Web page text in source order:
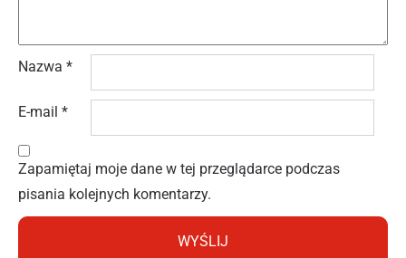
Nazwa *
E-mail *
Zapamiętaj moje dane w tej przeglądarce podczas
pisania kolejnych komentarzy.